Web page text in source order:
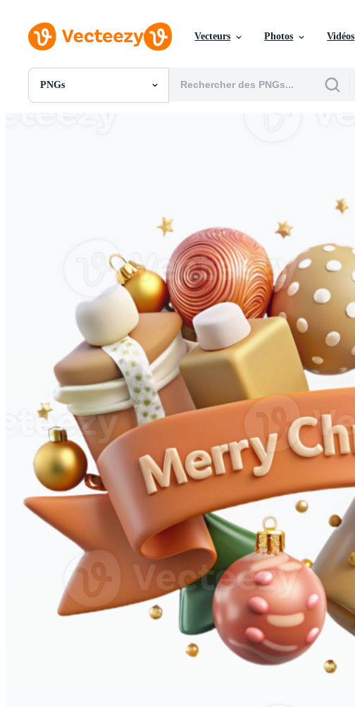
Vecteurs Photos Vidéos
PNGs
Toutes Images